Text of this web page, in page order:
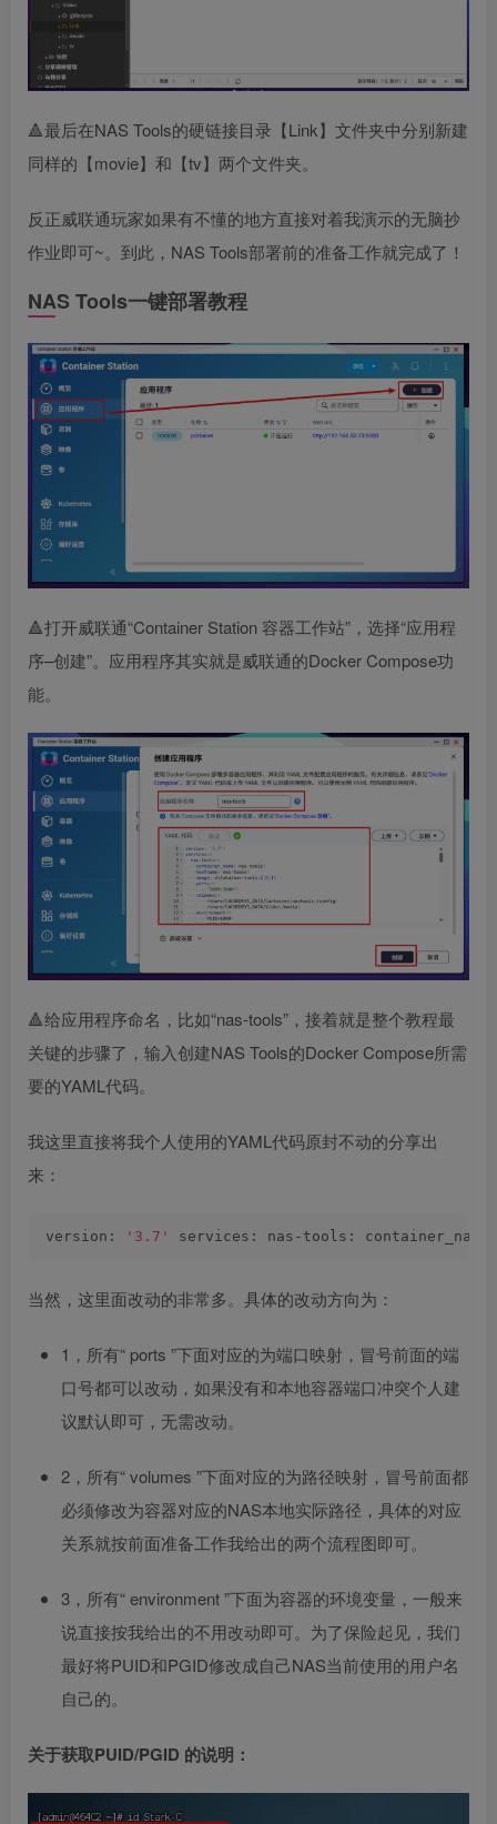
🔺最后在NAS Tools的硬链接目录【Link】文件夹中分别新建
同样的【movie】和【tv】两个文件夹。
反正威联通玩家如果有不懂的地方直接对着我演示的无脑抄
作业即可~。到此，NAS Tools部署前的准备工作就完成了！
NAS Tools一键部署教程
🔺打开威联通“Container Station 容器工作站”，选择“应用程
序–创建”。应用程序其实就是威联通的Docker Compose功
能。
🔺给应用程序命名，比如“nas-tools”，接着就是整个教程最
关键的步骤了，输入创建NAS Tools的Docker Compose所需
要的YAML代码。
我这里直接将我个人使用的YAML代码原封不动的分享出
来：
version: '3.7' services: nas-tools:
当然，这里面改动的非常多。具体的改动方向为：
1，所有“ ports ”下面对应的为端口映射，冒号前面的端
口号都可以改动，如果没有和本地容器端口冲突个人建
议默认即可，无需改动。
2，所有“ volumes ”下面对应的为路径映射，冒号前面都
必须修改为容器对应的NAS本地实际路径，具体的对应
关系就按前面准备工作我给出的两个流程图即可。
3，所有“ environment ”下面为容器的环境变量，一般来
说直接按我给出的不用改动即可。为了保险起见，我们
最好将PUID和PGID修改成自己NAS当前使用的用户名
自己的。
关于获取PUID/PGID 的说明：